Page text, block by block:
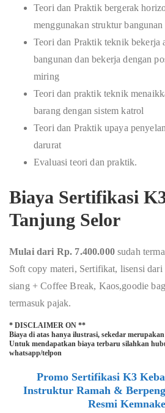
Teori dan Praktik bergerak
menggunakan struktur bangunan
Teori dan Praktik teknik bekerja
bangunan dan bekerja dengan
miring
Teori dan praktik teknik
barang dengan sistem katrol
Teori dan Praktik upaya
darurat
Evaluasi teori dan praktik.
Biaya Sertifikasi
Tanjung Selor
Mulai dari Rp. 7.400.000 sudah
Soft copy materi, Sertifikat, lisensi
siang + Coffee Break, Kaos,goodie
termasuk pajak.
* DISCLAIMER ON **
Biaya di atas hanya ilustrasi, sekedar
Untuk mendapatkan biaya terbaru silahkan
whatsapp/telpon
Promo Sertifikasi K3
Instruktur Ramah &
Resmi